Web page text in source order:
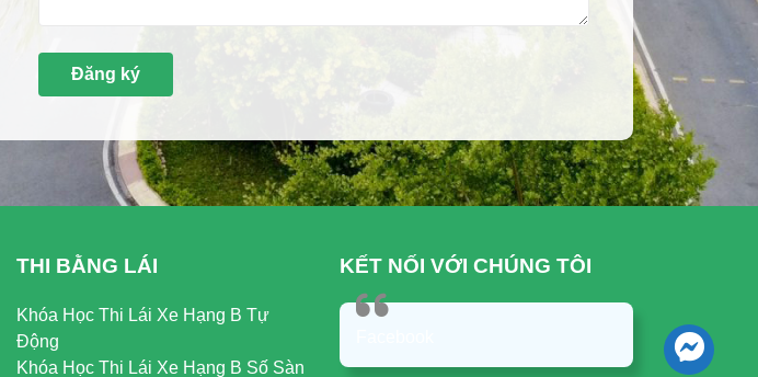
THI BẰNG LÁI
Khóa Học Thi Lái Xe Hạng B Tự
Động
Khóa Học Thi Lái Xe Hạng B Số Sàn
KẾT NỐI VỚI CHÚNG TÔI